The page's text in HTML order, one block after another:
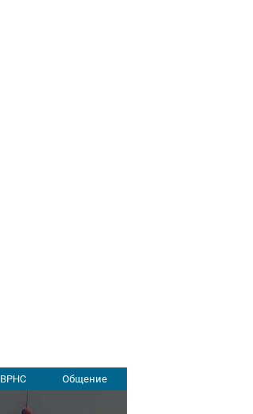
ВРНС Общение